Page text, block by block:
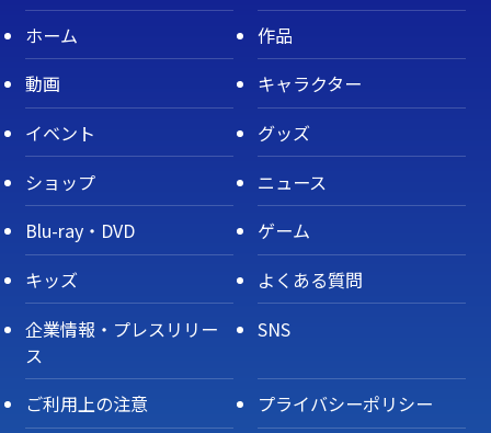
ホーム
作品
動画
キャラクター
イベント
グッズ
ショップ
ニュース
Blu-ray・DVD
ゲーム
キッズ
よくある質問
企業情報・プレスリリー
ス
SNS
ご利用上の注意 プライバシーポリシー